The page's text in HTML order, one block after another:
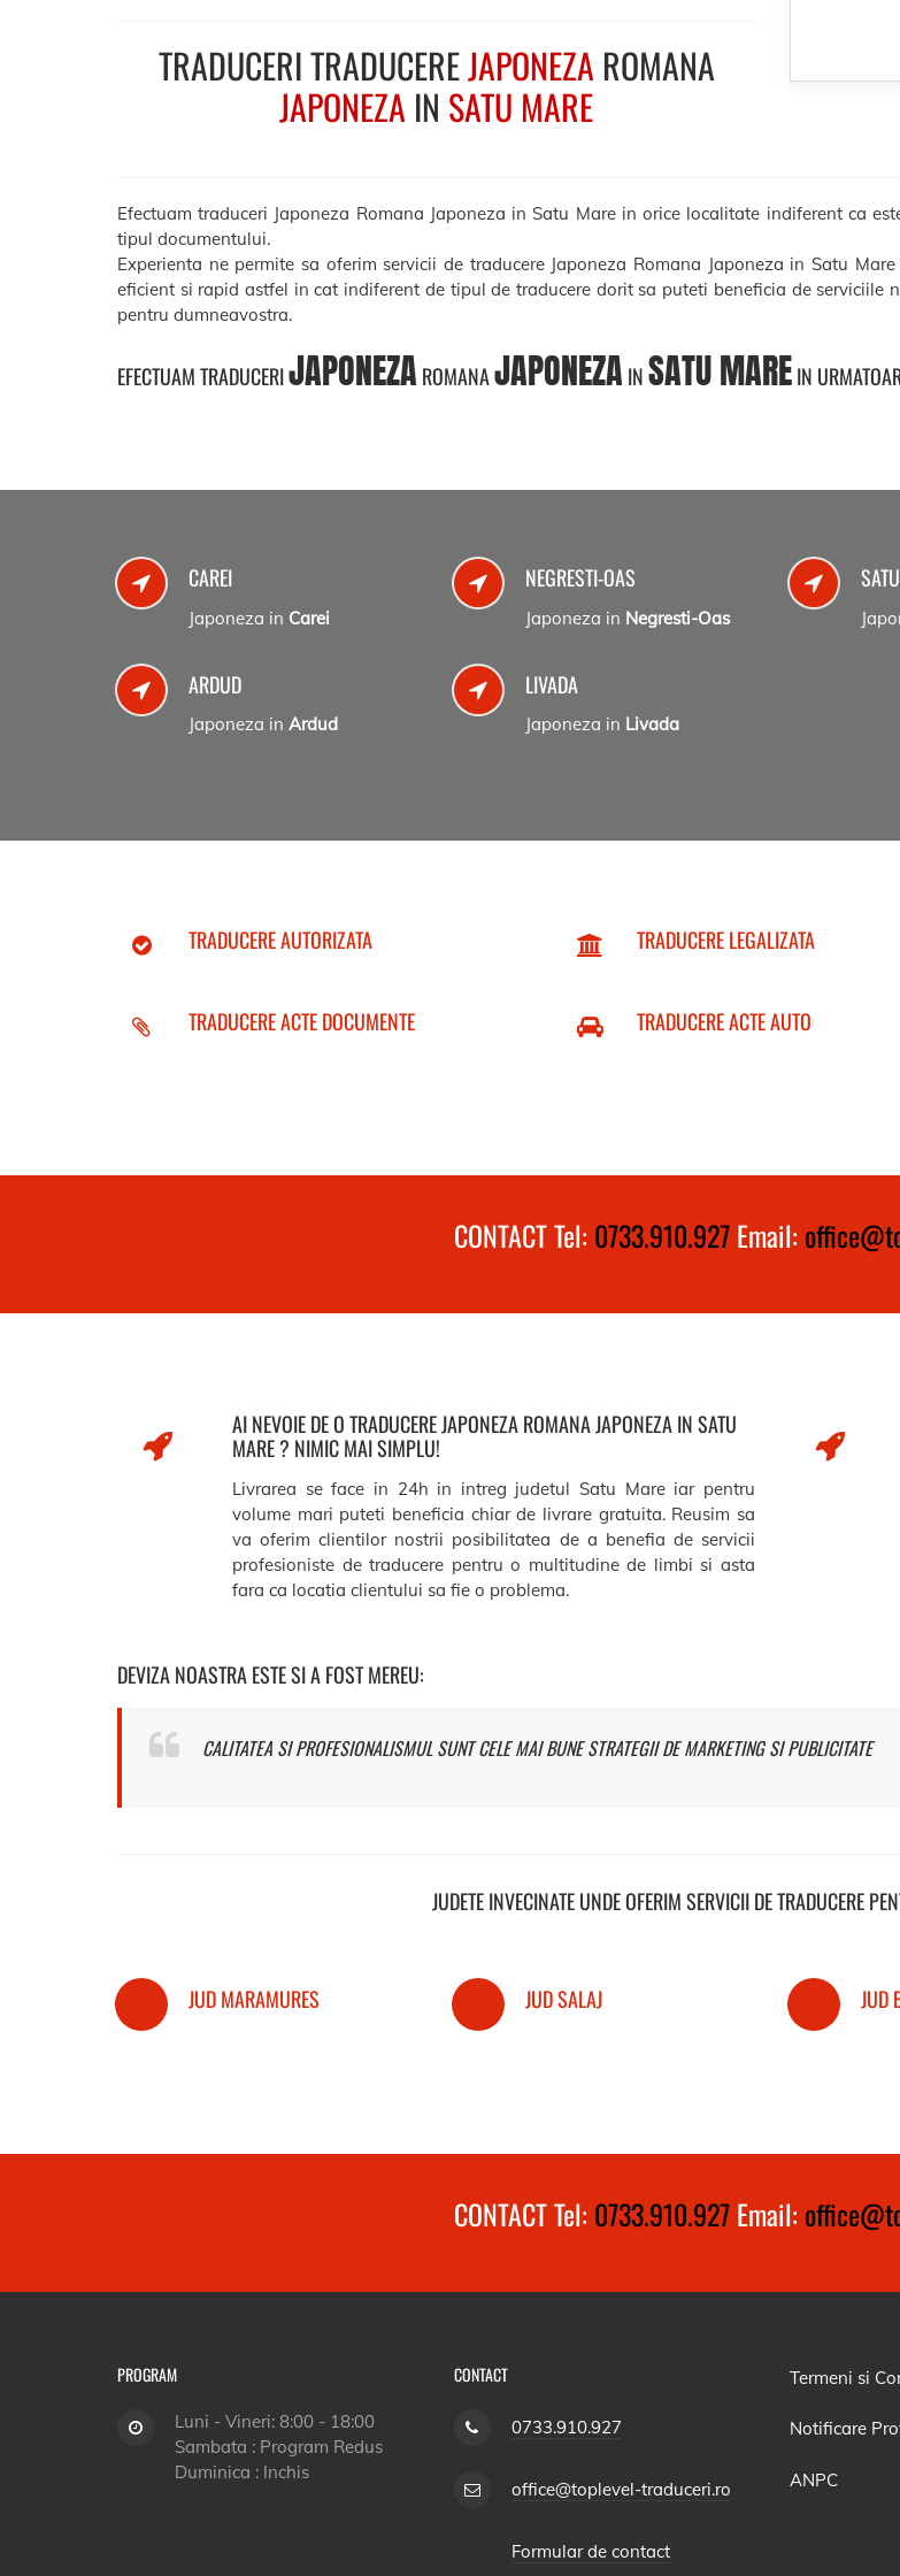
TRADUCERI TRADUCEREJAPONEZA ROMANA
JAPONEZA IN SATU MARE
Efectuam traduceri Japoneza Romana Japoneza in Satu Mare in orice localitate indiferent ca
tipul documentului.
Experienta ne permite sa oferim servicii de traducere Japoneza Romana Japoneza in Satu
eficient si rapid astfel in cat indiferent de tipul de traducere dorit sa puteti beneficia de
pentru dumneavostra.
EFECTUAM TRADUCERIJAPONEZA ROMANAJAPONEZA INSATU MAREIN
CAREI
Japoneza in Carei
NEGRESTI-OAS
Japoneza in Negresti-Oas
ARDUD
Japoneza in Ardud
LIVADA
Japoneza in Livada
TRADUCERE AUTORIZATA TRADUCERE LEGALIZATA
TRADUCERE ACTE DOCUMENTE TRADUCERE ACTE AUTO
CONTACT Tel: 0733.910.927Email:
AI NEVOIE DE O TRADUCERE JAPONEZA ROMANA JAPONEZA IN SATU
MARE ? NIMIC MAI SIMPLU!
Livrarea se face in 24h in intreg judetul Satu Mare iar pentru
volume mari puteti beneficia chiar de livrare gratuita. Reusim sa
va oferim clientilor nostrii posibilitatea de a benefia de servicii
profesioniste de traducere pentru o multitudine de limbi si asta
fara ca locatia clientului sa fie o problema.
DEVIZA NOASTRA ESTE SI A FOST MEREU:
CALITATEA SI PROFESIONALISMUL SUNT CELE MAI BUNE STRATEGII DE MARKETING SI PUBLICITATE
JUDETE INVECINATE UNDE OFERIM SERVICII DE TRADUCERE
JUD MARAMURES JUD SALAJ JUD
CONTACT Tel: 0733.910.927Email:
PROGRAM
Luni - Vineri: 8:00 - 18:00
Sambata : Program Redus
Duminica : Inchis
CONTACT
0733.910.927
office@toplevel-traduceri.ro
Formular de contact
Termeni si
Notificare
ANPC